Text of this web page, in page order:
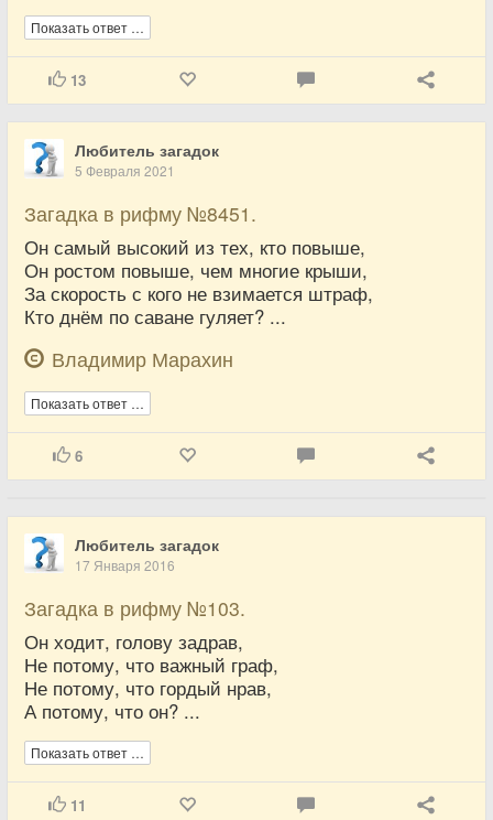
Показать ответ …
13
Любитель загадок
5 Февраля 2021
Загадка в рифму №8451.
Он самый высокий из тех, кто повыше,
Он ростом повыше, чем многие крыши,
За скорость с кого не взимается штраф,
Кто днём по саване гуляет? ...
Владимир Марахин
Показать ответ …
6
Любитель загадок
17 Января 2016
Загадка в рифму №103.
Он ходит, голову задрав,
Не потому, что важный граф,
Не потому, что гордый нрав,
А потому, что он? ...
Показать ответ …
11